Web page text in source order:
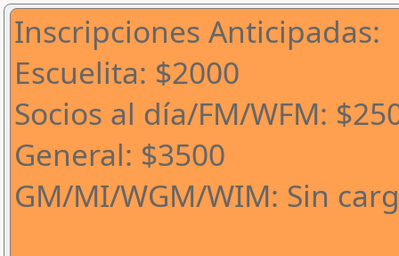
Inscripciones Anticipadas:
Escuelita: $2000
Socios al día/FM/WFM:
General: $3500
GM/MI/WGM/WIM: Sin